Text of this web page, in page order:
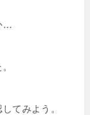
…
てみよう。